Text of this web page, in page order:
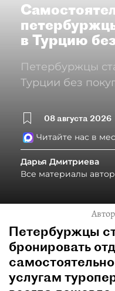
в Турцию
Петербуржцы
Турции без
08 августа 2026
Читайте нас в
Дарья Дмитриева
Все материалы
Петербуржцы
бронировать
услугам